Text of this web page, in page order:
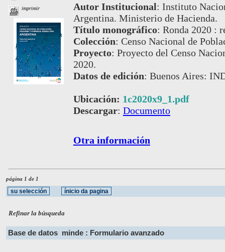
imprimir Autor Institucional: Instituto
Argentina. Ministerio de Hacienda.
Título monográfico: Ronda 2020 :
Colección: Censo Nacional de
Proyecto: Proyecto del Censo
2020.
Datos de edición: Buenos Aires:
Ubicación: 1c2020x9_1.pdf
Descargar: Documento
Otra información
página 1 de 1
Refinar la búsqueda
Base de datos minde : Formulario avanzado